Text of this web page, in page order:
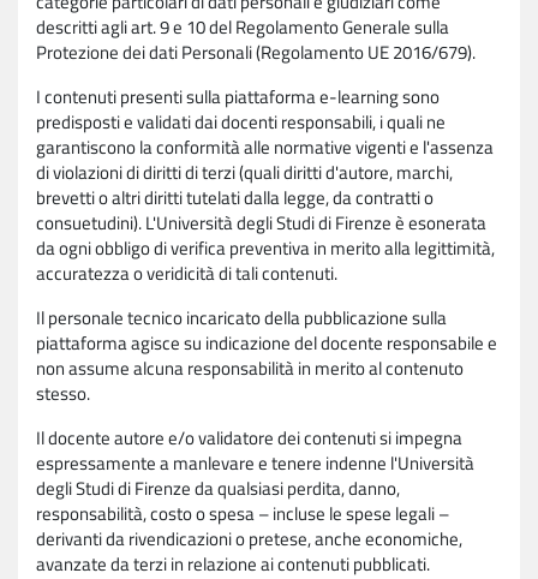
descritti agli art. 9 e 10 del Regolamento Generale sulla
Protezione dei dati Personali (Regolamento UE 2016/679).
I contenuti presenti sulla piattaforma e-learning sono
predisposti e validati dai docenti responsabili, i quali ne
garantiscono la conformità alle normative vigenti e l'assenza
di violazioni di diritti di terzi (quali diritti d'autore, marchi,
brevetti o altri diritti tutelati dalla legge, da contratti o
consuetudini). L'Università degli Studi di Firenze è esonerata
da ogni obbligo di verifica preventiva in merito alla legittimità,
accuratezza o veridicità di tali contenuti.
Il personale tecnico incaricato della pubblicazione sulla
piattaforma agisce su indicazione del docente responsabile e
non assume alcuna responsabilità in merito al contenuto
stesso.
Il docente autore e/o validatore dei contenuti si impegna
espressamente a manlevare e tenere indenne l'Università
degli Studi di Firenze da qualsiasi perdita, danno,
responsabilità, costo o spesa – incluse le spese legali –
derivanti da rivendicazioni o pretese, anche economiche,
avanzate da terzi in relazione ai contenuti pubblicati.